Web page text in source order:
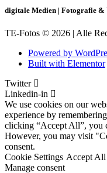
digitale Medien | Fotografie &
TE-Fotos © 2026 | Alle
Powered by
Built with Elementor
Twitter
Linkedin-in
We use cookies on our
experience by
clicking “Accept All”, you
However, you may visit
consent.
Cookie Settings Accept All
Manage consent